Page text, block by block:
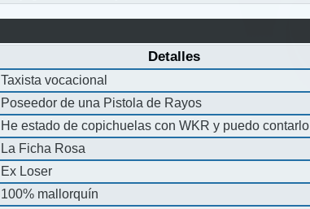
Detalles
Taxista vocacional
Poseedor de una Pistola de Rayos
He estado de copichuelas con WKR y puedo contarlo
La Ficha Rosa
Ex Loser
100% mallorquín